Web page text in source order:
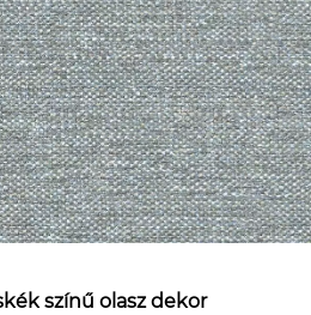
színű olasz dekor